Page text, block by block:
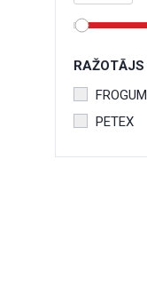
RAŽOTĀJS
FROGUM
PETEX